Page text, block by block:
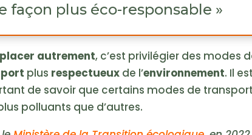
façon plus éco-responsable »
autrement, c’est privilégier des modes
plus respectueux de l’environnement. Il
de savoir que certains modes de
polluants que d’autres.